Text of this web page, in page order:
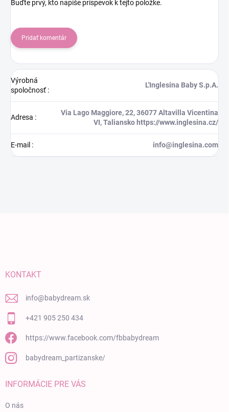
Buďte prvý, kto napíše príspevok k tejto položke.
Pridať komentár
Výrobná
spoločnosť:
L'Inglesina Baby S.p.A.
Adresa :
Via Lago Maggiore, 22, 36077 Altavilla Vicentina
VI, Taliansko https://www.inglesina.cz/
E-mail : info@inglesina.com
KONTAKT
info@babydream.sk
+421 905 250 434
https://www.facebook.com/fbbabydream
babydream_partizanske/
INFORMÁCIE PRE VÁS
O nás